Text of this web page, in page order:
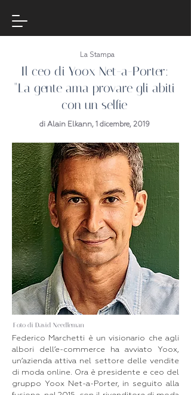
La Stampa
Il ceo di Yoox Net-a-Porter:
"La gente ama provare gli abiti
con un selfie
di Alain Elkann, 1 dicembre, 2019
Foto di David Needleman
Federico Marchetti è un visionario che agli
albori dell’e-commerce ha avviato Yoox,
un’azienda attiva nel settore delle vendite
di moda online. Ora è presidente e ceo del
gruppo Yoox Net-a-Porter, in seguito alla